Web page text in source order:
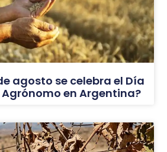
agosto se celebra el Día
en Argentina?